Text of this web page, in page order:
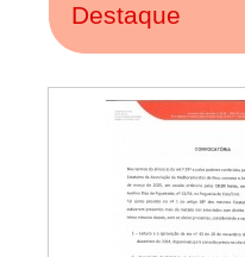
Destaque